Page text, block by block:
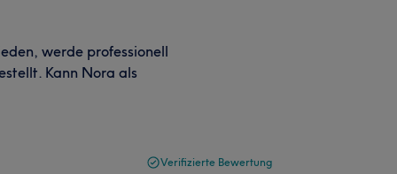
werde professionell
Kann Nora als
Verifizierte Bewertung